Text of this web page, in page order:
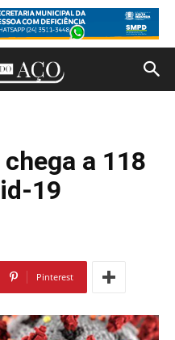
a 118
19
Pinterest